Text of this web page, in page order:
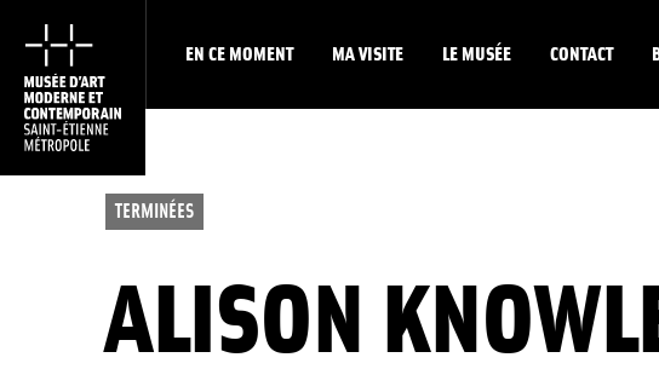
EN CE MOMENT MA VISITE LE MUSÉE CONTACT
TERMINÉES
ALISON